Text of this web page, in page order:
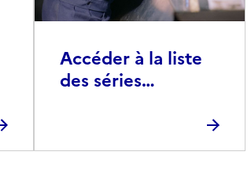
Accéder à la liste
des séries